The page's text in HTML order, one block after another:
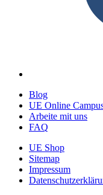
Blog
UE Online
Arbeite mit uns
FAQ
UE Shop
Sitemap
Impressum